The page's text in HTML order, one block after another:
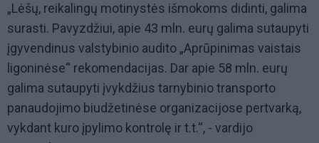
„Lėšų, reikalingų motinystės išmokoms didinti, galima
surasti. Pavyzdžiui, apie 43 mln. eurų galima sutaupyti
įgyvendinus valstybinio audito „Aprūpinimas vaistais
ligoninėse“ rekomendacijas. Dar apie 58 mln. eurų
galima sutaupyti įvykdžius tarnybinio transporto
panaudojimo biudžetinėse organizacijose pertvarką,
vykdant kuro įpylimo kontrolę ir t.t.“, - vardijo